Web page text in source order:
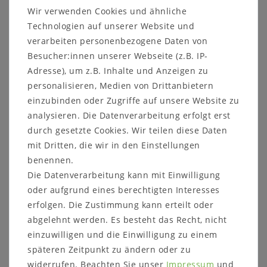
eichefarben gebeizt und lackiert
Der angebotene Artikel ist in dieser
Ausführung direkt vor Ort in Goslar als
Ausstellungsstück abholbereit.
Bei Fragen kontaktieren Sie uns auf unserer
Internetseite oder rufen Sie uns direkt an unter
05321-685990. Wir helfen Ihnen gerne weiter!
Informationen zum Möbelstück:
Wir verwenden Cookies und ähnliche
Technologien auf unserer Website und
verarbeiten personenbezogene Daten von
Besucher:innen unserer Webseite (z.B. IP-
Adresse), um z.B. Inhalte und Anzeigen zu
personalisieren, Medien von Drittanbietern
einzubinden oder Zugriffe auf unsere Website zu
analysieren. Die Datenverarbeitung erfolgt erst
durch gesetzte Cookies. Wir teilen diese Daten
mit Dritten, die wir in den Einstellungen
benennen.
Die Datenverarbeitung kann mit Einwilligung
oder aufgrund eines berechtigten Interesses
erfolgen. Die Zustimmung kann erteilt oder
abgelehnt werden. Es besteht das Recht, nicht
einzuwilligen und die Einwilligung zu einem
späteren Zeitpunkt zu ändern oder zu
widerrufen. Beachten Sie unser Impressum und